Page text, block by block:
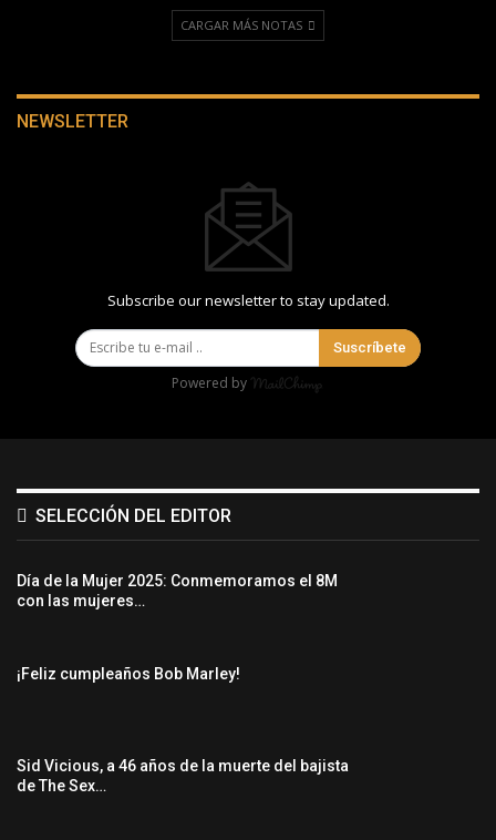
CARGAR MÁS NOTAS
NEWSLETTER
Subscribe our newsletter to stay updated.
Suscríbete
Powered by
SELECCIÓN DEL EDITOR
Día de la Mujer 2025: Conmemoramos el 8M
con las mujeres…
¡Feliz cumpleaños Bob Marley!
Sid Vicious, a 46 años de la muerte del bajista
de The Sex…